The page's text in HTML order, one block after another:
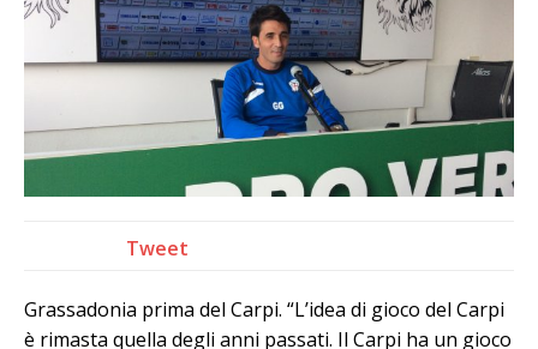
Tweet
Grassadonia prima del Carpi. “L’idea di gioco del Carpi
è rimasta quella degli anni passati. Il Carpi ha un gioco